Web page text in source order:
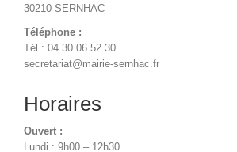
30210 SERNHAC
Téléphone :
Tél : 04 30 06 52 30
secretariat@mairie-sernhac.fr
Horaires
Ouvert :
Lundi : 9h00 – 12h30